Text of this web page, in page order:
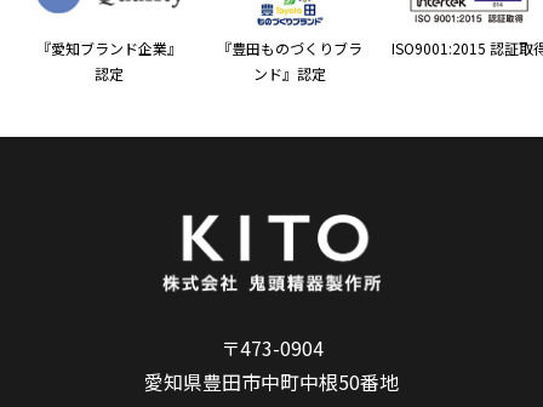
『愛知ブランド企業』
認定
『豊田ものづくりブラ
ンド』認定
ISO9001:2015 認証取
〒473-0904
愛知県豊田市中町中根50番地